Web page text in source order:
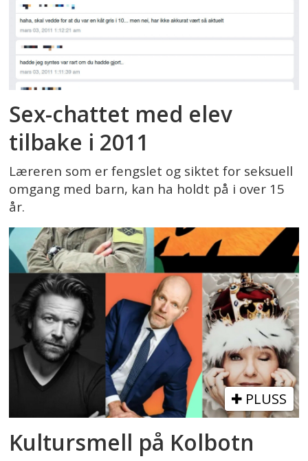
Sex-chattet med elev
tilbake i 2011
Læreren som er fengslet og siktet for seksuell
omgang med barn, kan ha holdt på i over 15
år.
PLUSS
Kultursmell på Kolbotn